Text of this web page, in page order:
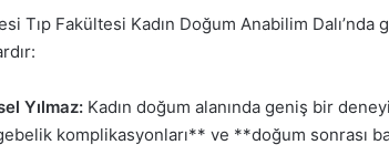
Tıp Fakültesi Kadın Doğum Anabilim Dalı’nda
Yılmaz: Kadın doğum alanında geniş bir
komplikasyonları** ve **doğum sonrası